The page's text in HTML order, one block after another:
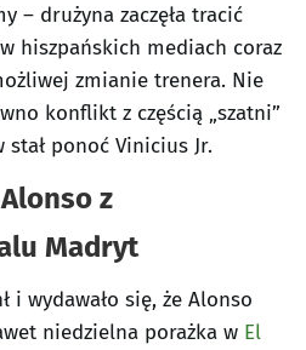
– drużyna zaczęła tracić
hiszpańskich mediach coraz
zmianie trenera. Nie
konflikt z częścią „szatni”
ponoć Vinicius Jr.
z
Madryt
i wydawało się, że Alonso
niedzielna porażka w El